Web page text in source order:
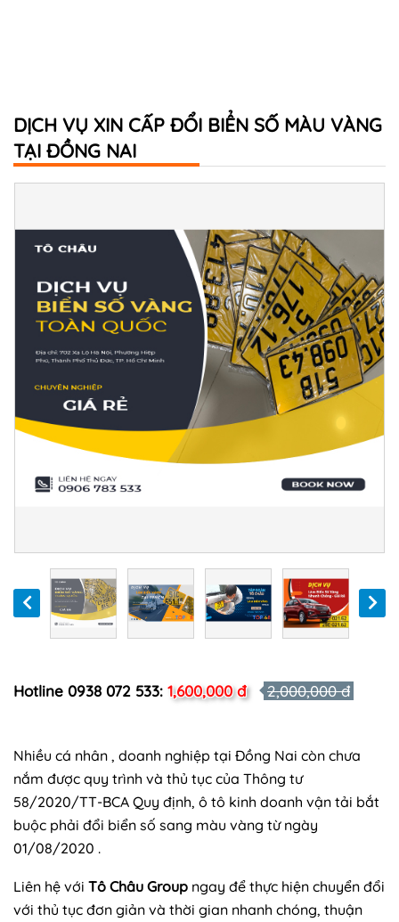
DỊCH VỤ XIN CẤP ĐỔI BIỂN SỐ MÀU VÀNG
TẠI ĐỒNG NAI
Hotline 0938 072 533: 1,600,000 đ 2,000,000 đ
Nhiều cá nhân , doanh nghiệp tại Đồng Nai còn chưa
nắm được quy trình và thủ tục của Thông tư
58/2020/TT-BCA Quy định, ô tô kinh doanh vận tải bắt
buộc phải đổi biển số sang màu vàng từ ngày
01/08/2020 .
Liên hệ với Tô Châu Group ngay để thực hiện chuyển đổi
với thủ tục đơn giản và thời gian nhanh chóng, thuận